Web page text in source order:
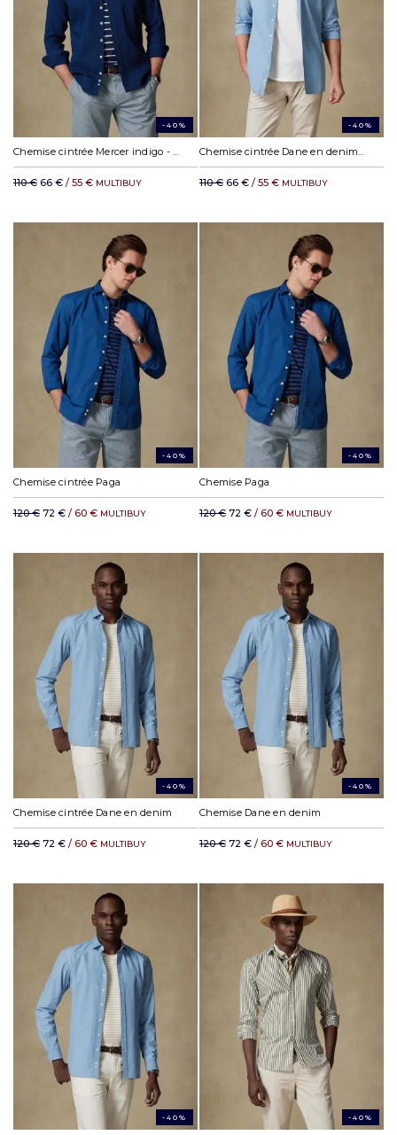
-40%
110 € 66 € / 55 € MULTIBUY
-40%
110 € 66 € / 55 € MULTIBUY
-40%
Chemise cintrée Paga
120 € 72 € / 60 € MULTIBUY
-40%
Chemise Paga
120 € 72 € / 60 € MULTIBUY
-40%
Chemise cintrée Dane en denim
120 € 72 € / 60 € MULTIBUY
-40%
Chemise Dane en denim
120 € 72 € / 60 € MULTIBUY
-40% -40%